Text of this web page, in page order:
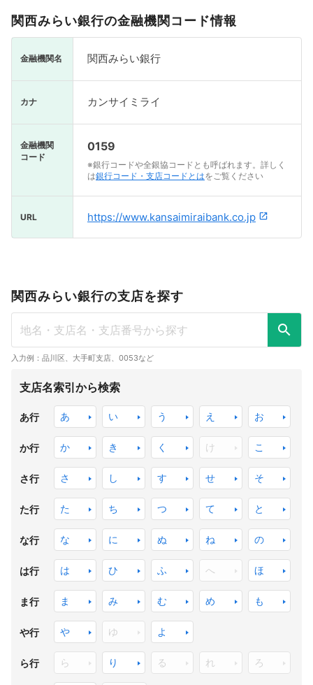
関西みらい銀行の金融機関コード情報
金融機関名 関西みらい銀行
カナ カンサイミライ
金融機関
コード
0159
※銀行コードや全銀協コードとも呼ばれます。詳しく
は銀行コード・支店コードとはをご覧ください
URL https://www.kansaimiraibank.co.jp
関西みらい銀行の支店を探す
入力例：品川区、大手町支店、0053など
支店名索引から検索
あ行 あ い う え お
か行 か き く け こ
さ行 さ し す せ そ
た行 た ち つ て と
な行 な に ぬ ね の
は行 は ひ ふ へ ほ
ま行 ま み む め も
や行 や ゆ よ
ら行 ら り る れ ろ